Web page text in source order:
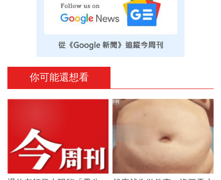
你可能還想看
PR